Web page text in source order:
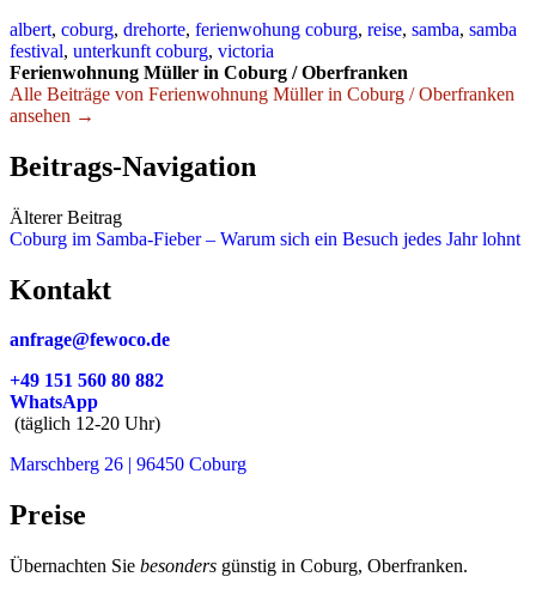
albert, coburg, drehorte, ferienwohung coburg, reise, samba, samba
festival, unterkunft coburg, victoria
Ferienwohnung Müller in Coburg / Oberfranken
Alle Beiträge von Ferienwohnung Müller in Coburg / Oberfranken
ansehen →
Beitrags-Navigation
Älterer Beitrag
Coburg im Samba-Fieber – Warum sich ein Besuch jedes Jahr lohnt
Kontakt
anfrage@fewoco.de
+49 151 560 80 882
WhatsApp
(täglich 12-20 Uhr)
Marschberg 26 | 96450 Coburg
Preise
Übernachten Sie besonders günstig in Coburg, Oberfranken.